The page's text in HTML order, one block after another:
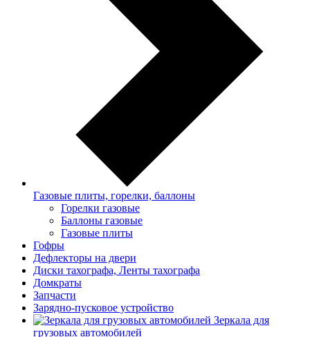
Газовые плиты, горелки, баллоны
Горелки газовые
Баллоны газовые
Газовые плиты
Гофры
Дефлекторы на двери
Диски тахографа, Ленты тахографа
Домкраты
Запчасти
Зарядно-пусковое устройство
Зеркала для
грузовых автомобилей